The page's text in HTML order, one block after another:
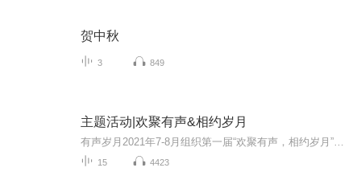
贺中秋
3 849
主题活动|欢聚有声&相约岁月
15 4423